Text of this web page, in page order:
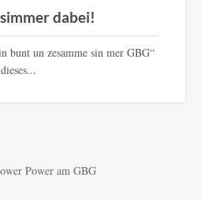
dabei!
bunt un zesamme sin mer GBG“
Power am GBG